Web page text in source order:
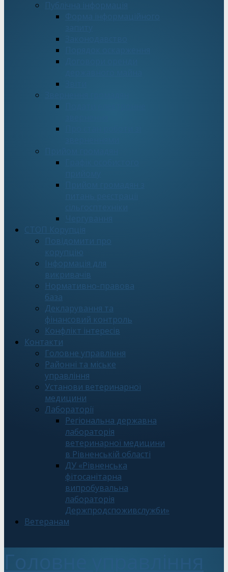
СТОП Корупція
Повідомити про
корупцію
Інформація для
викривачів
Нормативно-правова
база
Декларування та
фінансовий контроль
Конфлікт інтересів
Контакти
Головне управління
Районні та міське
управління
Установи ветеринарної
медицини
Лабораторії
Регіональна державна
лабораторія
ветеринарної медицини
в Рівненській області
ДУ «Рівненська
фітосанітарна
випробувальна
лабораторія
Держпродспоживслужби»
Ветеранам